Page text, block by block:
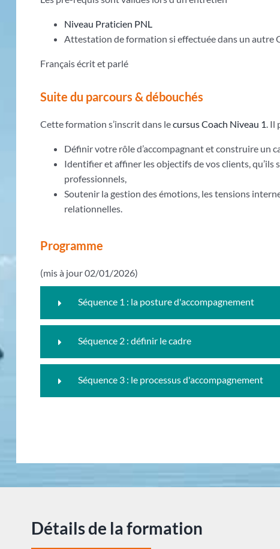
Niveau Praticien PNL
Attestation de formation si effectuée dans un autre
Français écrit et parlé
Suite du parcours & débouchés
Cette formation s’inscrit dans lecursus Coach Niveau 1. Il
Définir votre rôle d’accompagnant et construire un
Identifier et affiner les objectifs de vos clients, qu’ils
professionnels,
Soutenir la gestion des émotions, les tensions
relationnelles.
Programme
(mis à jour 02/01/2026)
Séquence 1 : la posture d'accompagnement
Séquence 2 : définir le cadre
Séquence 3 : le processus d'accompagnement
Détails de la formation